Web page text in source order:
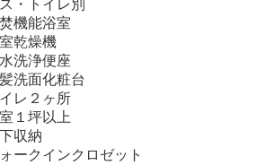
・トイレ別
機能浴室
乾燥機
洗浄便座
洗面化粧台
イレ２ヶ所
１坪以上
収納
ークインクロゼット